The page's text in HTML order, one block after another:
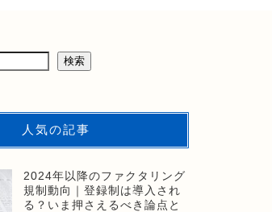
検索
人気の記事
2024年以降のファクタリング
規制動向｜登録制は導入され
る？いま押さえるべき論点と